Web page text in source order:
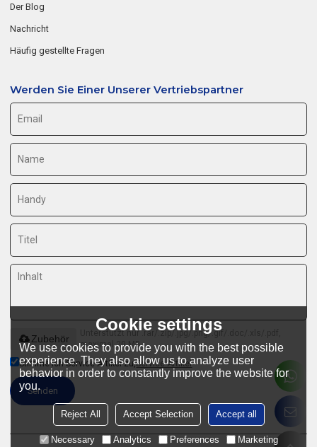
Der Blog
Nachricht
Häufig gestellte Fragen
Werden Sie Einer Unserer Vertriebspartner
Unterstützt nur .rar/.zip/.jpg/.png/.gif/.doc/.xls/.pdf,
maximal 20 MB
Zubehör
Stimme ich Service-Artikel zu,Service-Artikel
Senden
Cookie settings
We use cookies to provide you with the best possible
experience. They also allow us to analyze user
behavior in order to constantly improve the website for
you.
Reject All Accept Selection Accept all
Necessary Analytics Preferences Marketing